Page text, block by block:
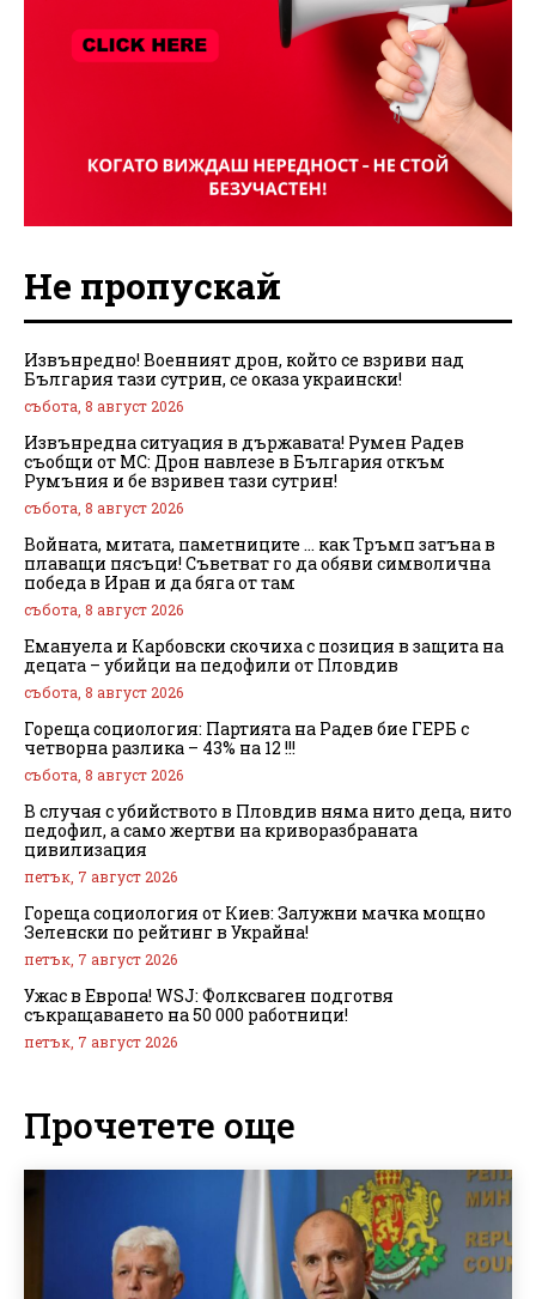
Не пропускай
Извънредно! Военният дрон, който се взриви над
България тази сутрин, се оказа украински!
събота, 8 август 2026
Извънредна ситуация в държавата! Румен Радев
съобщи от МС: Дрон навлезе в България откъм
Румъния и бе взривен тази сутрин!
събота, 8 август 2026
Войната, митата, паметниците … как Тръмп затъна в
плаващи пясъци! Съветват го да обяви символична
победа в Иран и да бяга от там
събота, 8 август 2026
Емануела и Карбовски скочиха с позиция в защита на
децата – убийци на педофили от Пловдив
събота, 8 август 2026
Гореща социология: Партията на Радев бие ГЕРБ с
четворна разлика – 43% на 12 !!!
събота, 8 август 2026
В случая с убийството в Пловдив няма нито деца, нито
педофил, а само жертви на криворазбраната
цивилизация
петък, 7 август 2026
Гореща социология от Киев: Залужни мачка мощно
Зеленски по рейтинг в Украйна!
петък, 7 август 2026
Ужас в Европа! WSJ: Фолксваген подготвя
съкращаването на 50 000 работници!
петък, 7 август 2026
Прочетете още